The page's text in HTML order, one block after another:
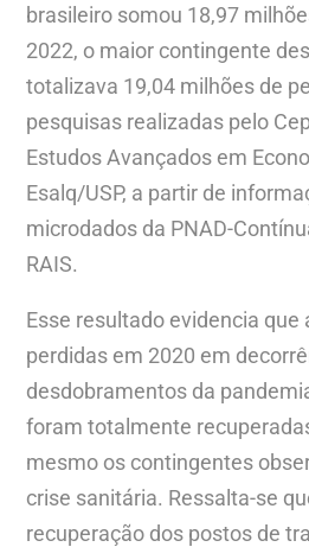
brasileiro somou 18,97
2022, o maior contingente
totalizava 19,04 milhões de
pesquisas realizadas pelo
Estudos Avançados em
Esalq/USP, a partir de
microdados da PNAD-
RAIS.
Esse resultado evidencia que
perdidas em 2020 em
desdobramentos da
foram totalmente
mesmo os contingentes
crise sanitária. Ressalta-se
recuperação dos postos de